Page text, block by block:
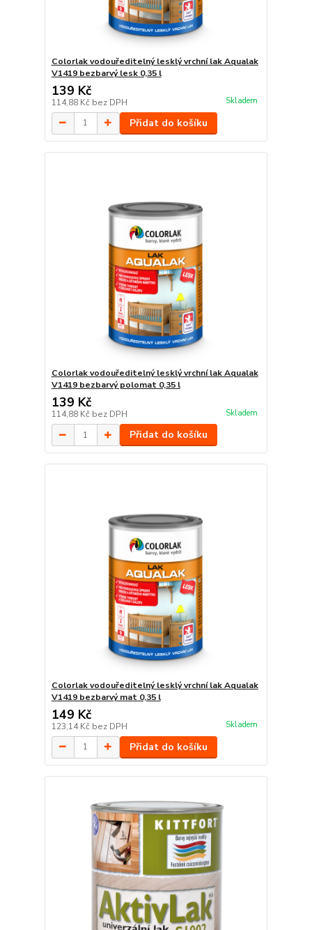
Colorlak vodouředitelný lesklý vrchní lak Aqualak
V1419 bezbarvý lesk 0,35 l
139 Kč
114,88 Kč bez DPH Skladem
Přidat do košíku
Colorlak vodouředitelný lesklý vrchní lak Aqualak
V1419 bezbarvý polomat 0,35 l
139 Kč
114,88 Kč bez DPH Skladem
Přidat do košíku
Colorlak vodouředitelný lesklý vrchní lak Aqualak
V1419 bezbarvý mat 0,35 l
149 Kč
123,14 Kč bez DPH Skladem
Přidat do košíku